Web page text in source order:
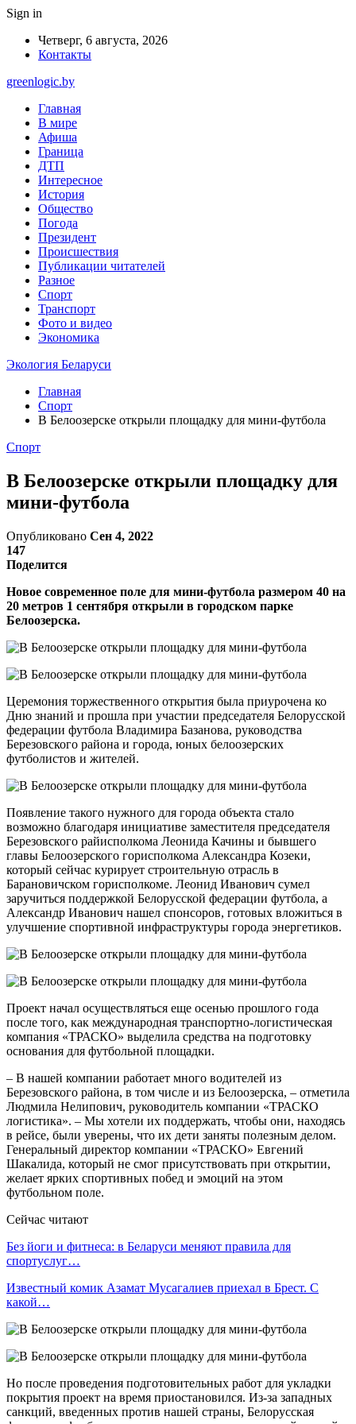
Sign in
Четверг, 6 августа, 2026
Контакты
greenlogic.by
Главная
В мире
Афиша
Граница
ДТП
Интересное
История
Общество
Погода
Президент
Происшествия
Публикации читателей
Разное
Спорт
Транспорт
Фото и видео
Экономика
Экология Беларуси
Главная
Спорт
В Белоозерске открыли площадку для мини-футбола
Спорт
В Белоозерске открыли площадку для
мини-футбола
Опубликовано Сен 4, 2022
147
Поделится
Новое современное поле для мини-футбола размером 40 на
20 метров 1 сентября открыли в городском парке
Белоозерска.
Церемония торжественного открытия была приурочена ко
Дню знаний и прошла при участии председателя Белорусской
федерации футбола Владимира Базанова, руководства
Березовского района и города, юных белоозерских
футболистов и жителей.
Появление такого нужного для города объекта стало
возможно благодаря инициативе заместителя председателя
Березовского райисполкома Леонида Качины и бывшего
главы Белоозерского горисполкома Александра Козеки,
который сейчас курирует строительную отрасль в
Барановичском горисполкоме. Леонид Иванович сумел
заручиться поддержкой Белорусской федерации футбола, а
Александр Иванович нашел спонсоров, готовых вложиться в
улучшение спортивной инфраструктуры города энергетиков.
Проект начал осуществляться еще осенью прошлого года
после того, как международная транспортно-логистическая
компания «ТРАСКО» выделила средства на подготовку
основания для футбольной площадки.
– В нашей компании работает много водителей из
Березовского района, в том числе и из Белоозерска, – отметила
Людмила Нелипович, руководитель компании «ТРАСКО
логистика». – Мы хотели их поддержать, чтобы они, находясь
в рейсе, были уверены, что их дети заняты полезным делом.
Генеральный директор компании «ТРАСКО» Евгений
Шакалида, который не смог присутствовать при открытии,
желает ярких спортивных побед и эмоций на этом
футбольном поле.
Сейчас читают
Без йоги и фитнеса: в Беларуси меняют правила для
спортуслуг…
Известный комик Азамат Мусагалиев приехал в Брест. С
какой…
Но после проведения подготовительных работ для укладки
покрытия проект на время приостановился. Из-за западных
санкций, введенных против нашей страны, Белорусская